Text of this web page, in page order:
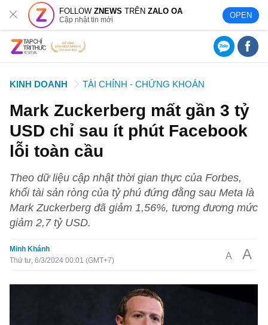
FOLLOWZNEWS TRÊNZALO OA
Cập nhật tin mới OPEN
KINH DOANH TÀI CHÍNH - CHỨNG KHOÁN
Mark Zuckerberg mất gần 3 tỷ
USD chỉ sau ít phút Facebook
lỗi toàn cầu
Theo dữ liệu cập nhật thời gian thực của Forbes,
khối tài sản ròng của tỷ phú đứng đằng sau Meta là
Mark Zuckerberg đã giảm 1,56%, tương đương mức
giảm 2,7 tỷ USD.
Minh Khánh
Thứ tư, 6/3/2024 00:01 (GMT+7)
A A